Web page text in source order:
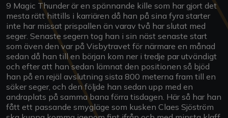
9 Magic Thunder är en spännande kille som har gjort det
mesta rätt hittills i karriären då han på sina fyra starter
inte har missat prispallen än varav två har slutat med
seger. Senaste segern tog han i sin näst senaste start
som även den var på Visbytravet för närmare en månad
sedan då han till en början kom ner i tredje par utvändigt
och efter att han sedan lämnat den positionen så bjöd
han på en rejäl avslutning sista 800 meterna fram till en
säker seger, och den följde han sedan upp med en
andraplats på samma bana förra tisdagen. Här så har han
fått ett passande smygläge som kusken Claes Sjöström